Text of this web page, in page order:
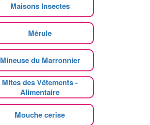
Maisons Insectes
Mérule
Mineuse du Marronnier
Mites des Vêtements -
Alimentaire
Mouche cerise